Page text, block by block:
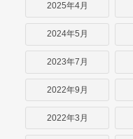
2025年4月
2024年5月
2023年7月
2022年9月
2022年3月